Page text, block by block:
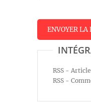
RSS -
RSS -